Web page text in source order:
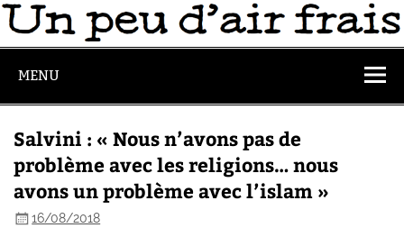
MENU
Salvini : « Nous n’avons pas de
problème avec les religions… nous
avons un problème avec l’islam »
16/08/2018